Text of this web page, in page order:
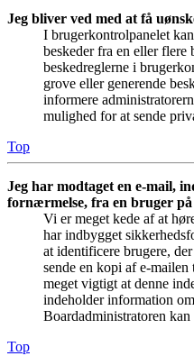
Jeg bliver ved med at få
I brugerkontrolpanelet
beskeder fra en eller flere
beskedreglerne i
grove eller generende
informere
mulighed for at sende
Top
Jeg har modtaget en e-mail,
fornærmelse, fra en bruger
Vi er meget kede af at
har indbygget
at identificere brugere,
sende en kopi af e-
meget vigtigt at denne
indeholder information
Boardadministratoren
Top